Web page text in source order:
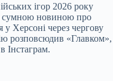
ігор 2026 року
сумною новиною про
Херсоні через чергову
розповсюдив «Главком»,
Інстаграм.